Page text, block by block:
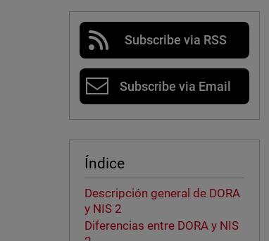
Subscribe via RSS
Subscribe via Email
Índice
Descripción general de DORA
y NIS 2
Diferencias entre DORA y NIS